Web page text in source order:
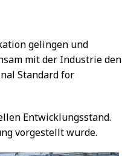
gelingen und
mit der Industrie den
Standard for
Entwicklungsstand.
vorgestellt wurde.